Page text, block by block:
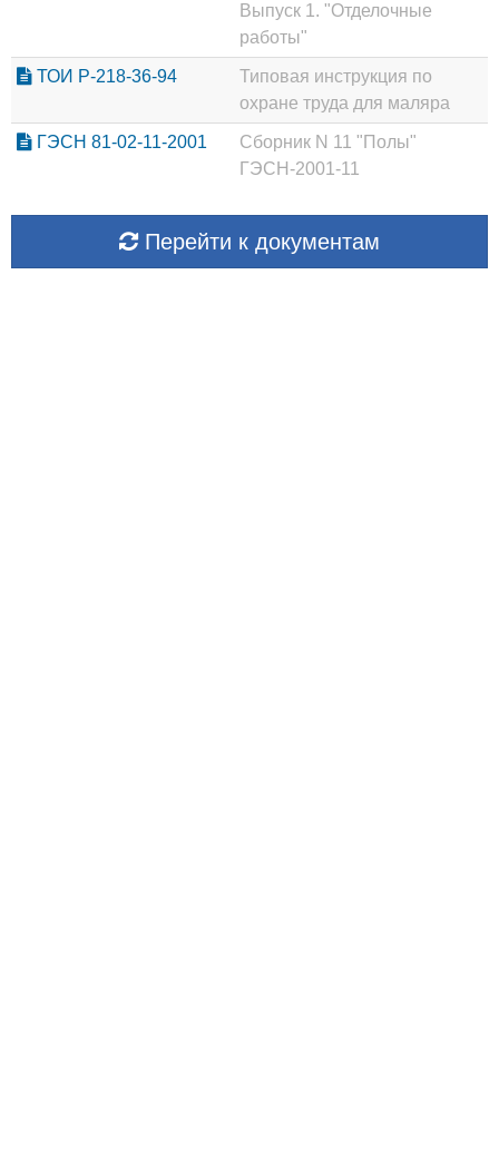
Выпуск 1. "Отделочные
работы"
ТОИ Р-218-36-94
Типовая инструкция по
охране труда для маляра
ГЭСН 81-02-11-2001
Сборник N 11 "Полы"
ГЭСН-2001-11
Перейти к документам